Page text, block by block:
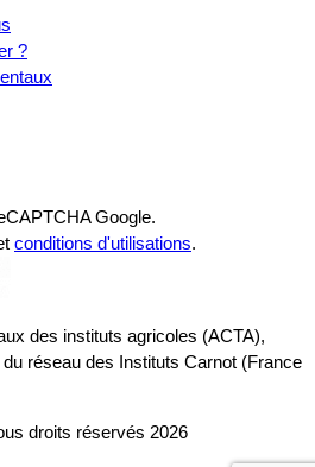
?
Google.
conditions d'utilisations.
des instituts agricoles (ACTA),
réseau des Instituts Carnot (France
droits réservés 2026